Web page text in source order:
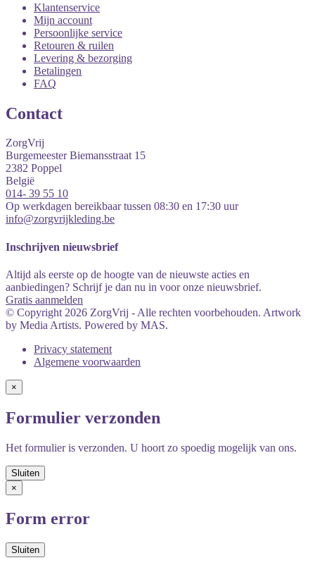
Klantenservice
Mijn account
Persoonlijke service
Retouren & ruilen
Levering & bezorging
Betalingen
FAQ
Contact
ZorgVrij
Burgemeester Biemansstraat 15
2382 Poppel
België
014- 39 55 10
Op werkdagen bereikbaar tussen 08:30 en 17:30 uur
info@zorgvrijkleding.be
Inschrijven nieuwsbrief
Altijd als eerste op de hoogte van de nieuwste acties en
aanbiedingen? Schrijf je dan nu in voor onze nieuwsbrief.
Gratis aanmelden
© Copyright 2026 ZorgVrij - Alle rechten voorbehouden. Artwork
by Media Artists. Powered by MAS.
Privacy statement
Algemene voorwaarden
×
Formulier verzonden
Het formulier is verzonden. U hoort zo spoedig mogelijk van ons.
×
Form error